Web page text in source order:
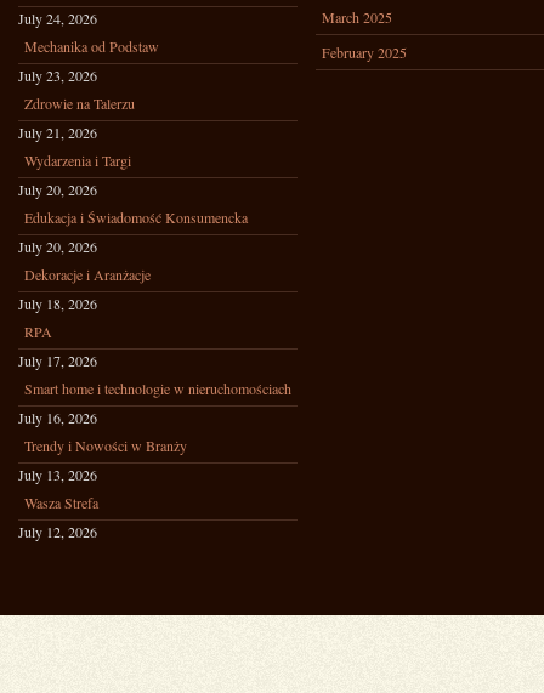
July 24, 2026
Mechanika od Podstaw
July 23, 2026
Zdrowie na Talerzu
July 21, 2026
Wydarzenia i Targi
July 20, 2026
Edukacja i Świadomość Konsumencka
July 20, 2026
Dekoracje i Aranżacje
July 18, 2026
RPA
July 17, 2026
Smart home i technologie w nieruchomościach
July 16, 2026
Trendy i Nowości w Branży
July 13, 2026
Wasza Strefa
July 12, 2026
March 2025
February 2025